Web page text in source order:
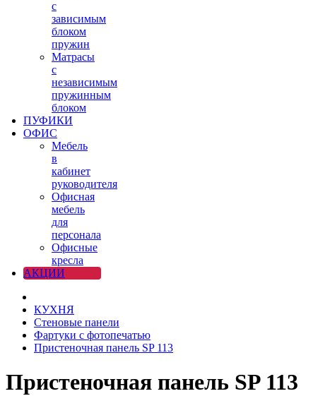
с
зависимым
блоком
пружин
Матрасы
с
независимым
пружинным
блоком
ПУФИКИ
ОФИС
Мебель
в
кабинет
руководителя
Офисная
мебель
для
персонала
Офисные
кресла
АКЦИИ
КУХНЯ
Стеновые панели
Фартуки с фотопечатью
Пристеночная панель SP 113
Пристеночная панель SP 113